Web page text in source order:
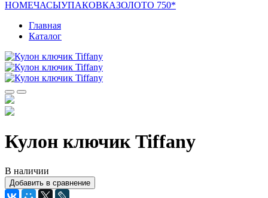
HOMEЧАСЫУПАКОВКАЗОЛОТО 750*
Главная
Каталог
Кулон ключик Tiffany
В наличии
Добавить в сравнение